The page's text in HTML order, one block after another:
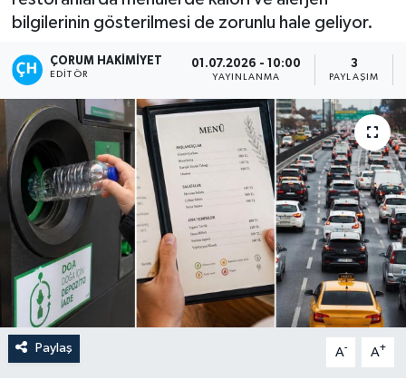
bilgilerinin gösterilmesi de zorunlu hale geliyor.
ÇORUM HAKIMIYET
EDITÖR
01.07.2026 - 10:00
YAYINLANMA
3
PAYLAŞIM
Paylaş A- A+